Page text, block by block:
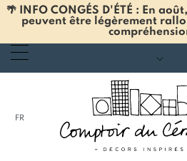
🌴 INFO CONGÉS D'ÉTÉ : En
peuvent être légèrement
FR